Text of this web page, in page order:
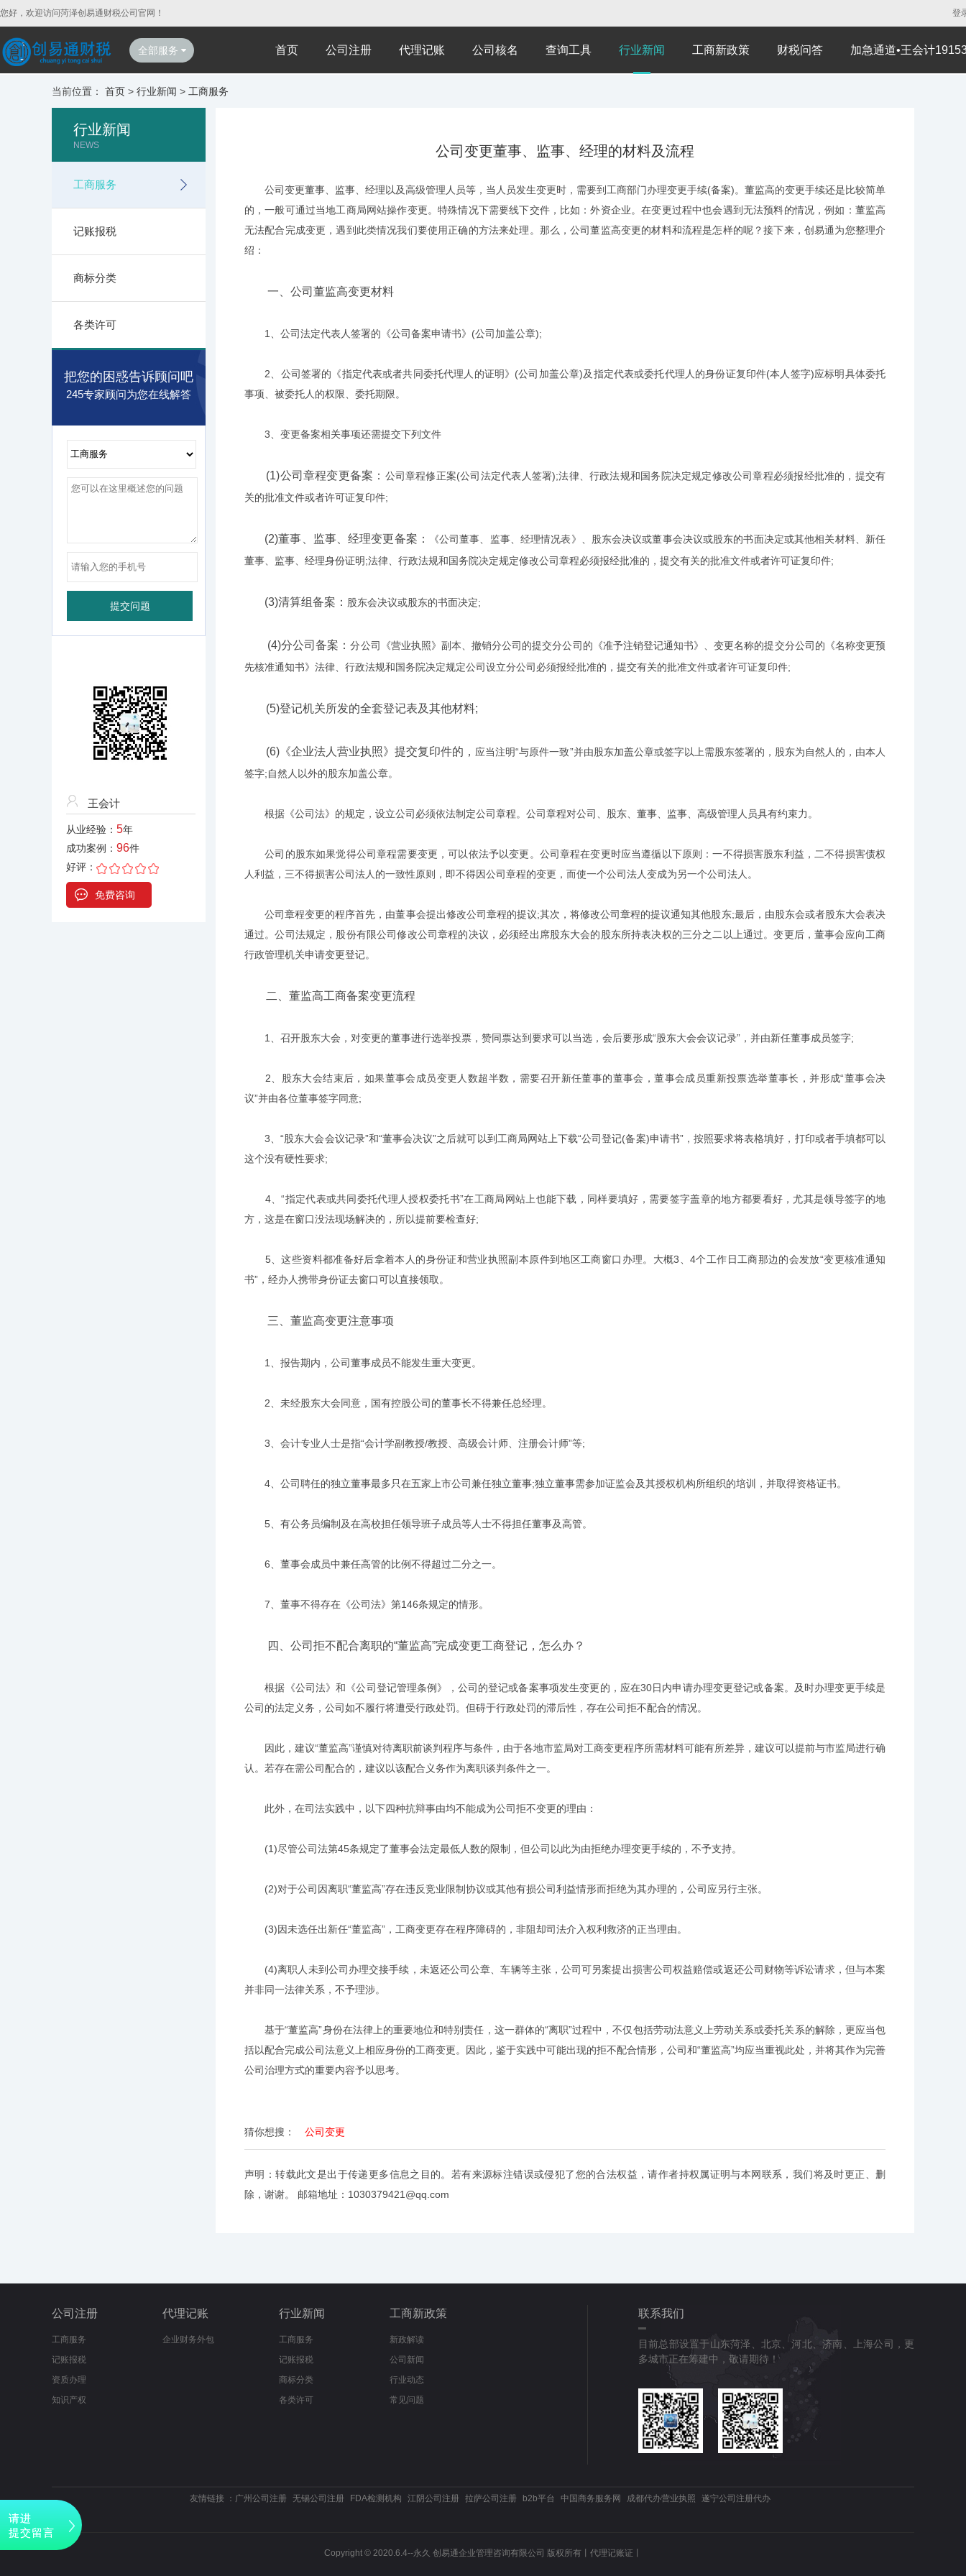
您好，欢迎访问菏泽创易通财税公司官网！ 登
全部服务 首页 公司注册 代理记账 公司核名 查询工具 行业新闻 工商新政策 财税问答 加急通道•王会计
当前位置： 首页 > 行业新闻 > 工商服务
行业新闻
NEWS
工商服务
记账报税
商标分类
各类许可
把您的困惑告诉顾问吧
245专家顾问为您在线解答
王会计
从业经验： 5年
成功案例： 96件
好评：
免费咨询
公司变更董事、监事、经理的材料及流程
公司变更董事、监事、经理以及高级管理人员等，当人员发生变更时，需要到工商部门办理变更手续(备案)。董监高的变更手续还是比较简单
的，一般可通过当地工商局网站操作变更。特殊情况下需要线下交件，比如：外资企业。在变更过程中也会遇到无法预料的情况，例如：董监高
无法配合完成变更，遇到此类情况我们要使用正确的方法来处理。那么，公司董监高变更的材料和流程是怎样的呢？接下来，创易通为您整理介
绍：
一、公司董监高变更材料
1、公司法定代表人签署的《公司备案申请书》(公司加盖公章);
2、公司签署的《指定代表或者共同委托代理人的证明》(公司加盖公章)及指定代表或委托代理人的身份证复印件(本人签字)应标明具体委托
事项、被委托人的权限、委托期限。
3、变更备案相关事项还需提交下列文件
(1)公司章程变更备案： 公司章程修正案(公司法定代表人签署);法律、行政法规和国务院决定规定修改公司章程必须报经批准的，提交有
关的批准文件或者许可证复印件;
(2)董事、监事、经理变更备案：
《公司董事、监事、经理情况表》、股东会决议或董事会决议或股东的书面决定或其他相关材料、新任
董事、监事、经理身份证明;法律、行政法规和国务院决定规定修改公司章程必须报经批准的，提交有关的批准文件或者许可证复印件;
(3)清算组备案： 股东会决议或股东的书面决定;
(4)分公司备案：分公司《营业执照》副本、撤销分公司的提交分公司的《准予注销登记通知书》、变更名称的提交分公司的《名称变更预
先核准通知书》法律、行政法规和国务院决定规定公司设立分公司必须报经批准的，提交有关的批准文件或者许可证复印件;
(5)登记机关所发的全套登记表及其他材料;
(6)《企业法人营业执照》提交复印件的， 应当注明“与原件一致”并由股东加盖公章或签字以上需股东签署的，股东为自然人的，由本人
签字;自然人以外的股东加盖公章。
根据《公司法》的规定，设立公司必须依法制定公司章程。公司章程对公司、股东、董事、监事、高级管理人员具有约束力。
公司的股东如果觉得公司章程需要变更，可以依法予以变更。公司章程在变更时应当遵循以下原则：一不得损害股东利益，二不得损害债权
人利益，三不得损害公司法人的一致性原则，即不得因公司章程的变更，而使一个公司法人变成为另一个公司法人。
公司章程变更的程序首先，由董事会提出修改公司章程的提议;其次，将修改公司章程的提议通知其他股东;最后，由股东会或者股东大会表决
通过。公司法规定，股份有限公司修改公司章程的决议，必须经出席股东大会的股东所持表决权的三分之二以上通过。变更后，董事会应向工商
行政管理机关申请变更登记。
二、董监高工商备案变更流程
1、召开股东大会，对变更的董事进行选举投票，赞同票达到要求可以当选，会后要形成“股东大会会议记录”，并由新任董事成员签字;
2、股东大会结束后，如果董事会成员变更人数超半数，需要召开新任董事的董事会，董事会成员重新投票选举董事长，并形成“董事会决
议”并由各位董事签字同意;
3、“股东大会会议记录”和“董事会决议”之后就可以到工商局网站上下载“公司登记(备案)申请书”，按照要求将表格填好，打印或者手填都可以
这个没有硬性要求;
4、“指定代表或共同委托代理人授权委托书”在工商局网站上也能下载，同样要填好，需要签字盖章的地方都要看好，尤其是领导签字的地
方，这是在窗口没法现场解决的，所以提前要检查好;
5、这些资料都准备好后拿着本人的身份证和营业执照副本原件到地区工商窗口办理。大概3、4个工作日工商那边的会发放“变更核准通知
书”，经办人携带身份证去窗口可以直接领取。
三、董监高变更注意事项
1、报告期内，公司董事成员不能发生重大变更。
2、未经股东大会同意，国有控股公司的董事长不得兼任总经理。
3、会计专业人士是指“会计学副教授/教授、高级会计师、注册会计师”等;
4、公司聘任的独立董事最多只在五家上市公司兼任独立董事;独立董事需参加证监会及其授权机构所组织的培训，并取得资格证书。
5、有公务员编制及在高校担任领导班子成员等人士不得担任董事及高管。
6、董事会成员中兼任高管的比例不得超过二分之一。
7、董事不得存在《公司法》第146条规定的情形。
四、公司拒不配合离职的“董监高”完成变更工商登记，怎么办？
根据《公司法》和《公司登记管理条例》，公司的登记或备案事项发生变更的，应在30日内申请办理变更登记或备案。及时办理变更手续是
公司的法定义务，公司如不履行将遭受行政处罚。但碍于行政处罚的滞后性，存在公司拒不配合的情况。
因此，建议“董监高”谨慎对待离职前谈判程序与条件，由于各地市监局对工商变更程序所需材料可能有所差异，建议可以提前与市监局进行确
认。若存在需公司配合的，建议以该配合义务作为离职谈判条件之一。
此外，在司法实践中，以下四种抗辩事由均不能成为公司拒不变更的理由：
(1)尽管公司法第45条规定了董事会法定最低人数的限制，但公司以此为由拒绝办理变更手续的，不予支持。
(2)对于公司因离职“董监高”存在违反竞业限制协议或其他有损公司利益情形而拒绝为其办理的，公司应另行主张。
(3)因未选任出新任“董监高”，工商变更存在程序障碍的，非阻却司法介入权利救济的正当理由。
(4)离职人未到公司办理交接手续，未返还公司公章、车辆等主张，公司可另案提出损害公司权益赔偿或返还公司财物等诉讼请求，但与本案
并非同一法律关系，不予理涉。
基于“董监高”身份在法律上的重要地位和特别责任，这一群体的“离职”过程中，不仅包括劳动法意义上劳动关系或委托关系的解除，更应当包
括以配合完成公司法意义上相应身份的工商变更。因此，鉴于实践中可能出现的拒不配合情形，公司和“董监高”均应当重视此处，并将其作为完善
公司治理方式的重要内容予以思考。
猜你想搜： 公司变更
声明：转载此文是出于传递更多信息之目的。若有来源标注错误或侵犯了您的合法权益，请作者持权属证明与本网联系，我们将及时更正、删
除，谢谢。 邮箱地址：1030379421@qq.com
公司注册
工商服务
记账报税
资质办理
知识产权
代理记账
企业财务外包
行业新闻
工商服务
记账报税
商标分类
各类许可
工商新政策
新政解读
公司新闻
行业动态
常见问题
联系我们
目前总部设置于山东菏泽、北京、河北、济南、上海公司，更
多城市正在筹建中，敬请期待！
友情链接 ： 广州公司注册 无锡公司注册 FDA检测机构 江阴公司注册 拉萨公司注册 b2b平台 中国商务服务网 成都代办营业执照 遂宁公司注册代办
Copyright © 2020.6.4--永久 创易通企业管理咨询有限公司 版权所有丨 代理记账证丨
请进
提交留言